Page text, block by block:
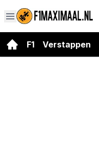
F1 Verstappen